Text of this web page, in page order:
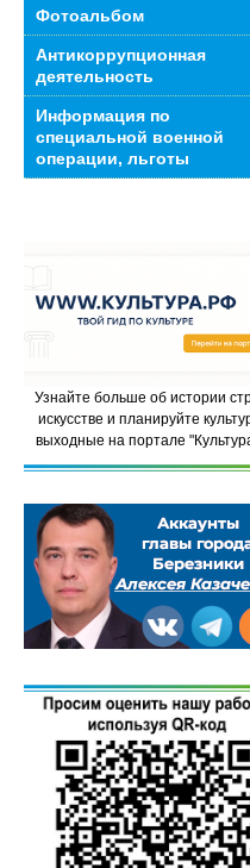
Фотоальбом
Антикоррупционная
деятельность
Информация по
специальной военной
операции, льготы
Узнайте больше об истории
искусстве и планируйте
выходные на портале